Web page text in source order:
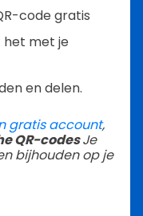
code gratis
het met je
en delen.
gratis account,
QR-codesJe
bijhouden op je